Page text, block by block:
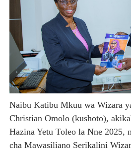
WAKULIMA, WAFUGAJI,
WMA YAENDELEA KUTOA
WAMILIKI VITUO VYA KULEA
TARURA YAONGEZA KASI
CDICD YAONGEZA THAMANI
BARRICK NORTH MARA
Msajili wa Hazina akutana na
Naibu Katibu Mkuu wa Wizara
Christian Omolo (kushoto),
Hazina Yetu Toleo la Nne 2025,
cha Mawasiliano Serikalini